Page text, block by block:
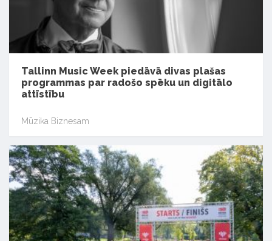
Tallinn Music Week piedāvā divas plašas
programmas par radošo spēku un digitālo
attīstību
Mūzika Biznesam